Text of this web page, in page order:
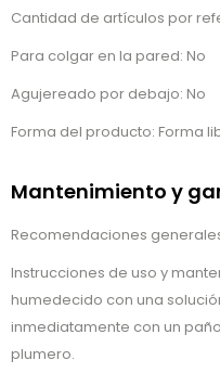
Cantidad de artículos por
Para colgar en la pared: No
Agujereado por debajo: No
Forma del producto: Forma
Mantenimiento y
Recomendaciones
Instrucciones de uso y
humedecido con una
inmediatamente con un
plumero.